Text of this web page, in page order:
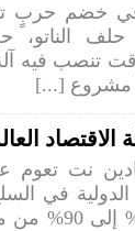
حربٍ
الناتو،
تنصب فيه
مشروع [...]
نت تعوم
الدولية في
المشحونة